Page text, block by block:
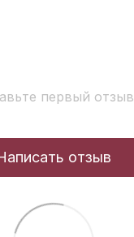
первый отзыв
отзыв